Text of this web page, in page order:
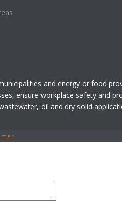
and energy or food
ensure workplace safety and
oil and dry solid